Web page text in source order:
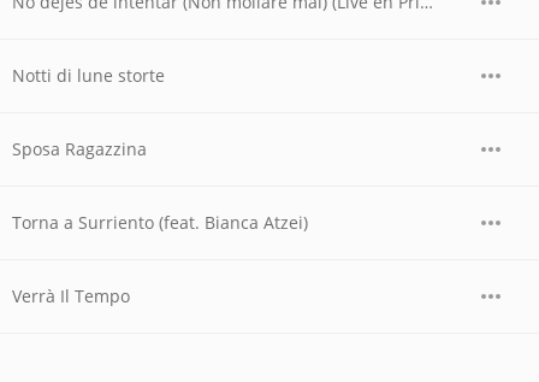
Notti di lune storte
Sposa Ragazzina
Torna a Surriento (feat. Bianca Atzei)
Verrà Il Tempo